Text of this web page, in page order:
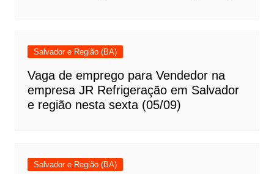
Salvador e Região (BA)
Vaga de emprego para Vendedor na
empresa JR Refrigeração em Salvador
e região nesta sexta (05/09)
Salvador e Região (BA)